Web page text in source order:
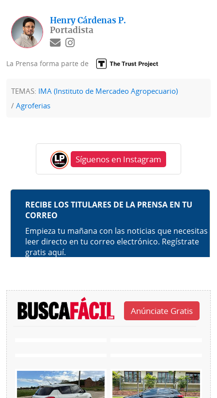
Henry Cárdenas P.
Portadista
La Prensa forma parte de
TEMAS: IMA (Instituto de Mercadeo Agropecuario)
Agroferias
Síguenos en Instagram